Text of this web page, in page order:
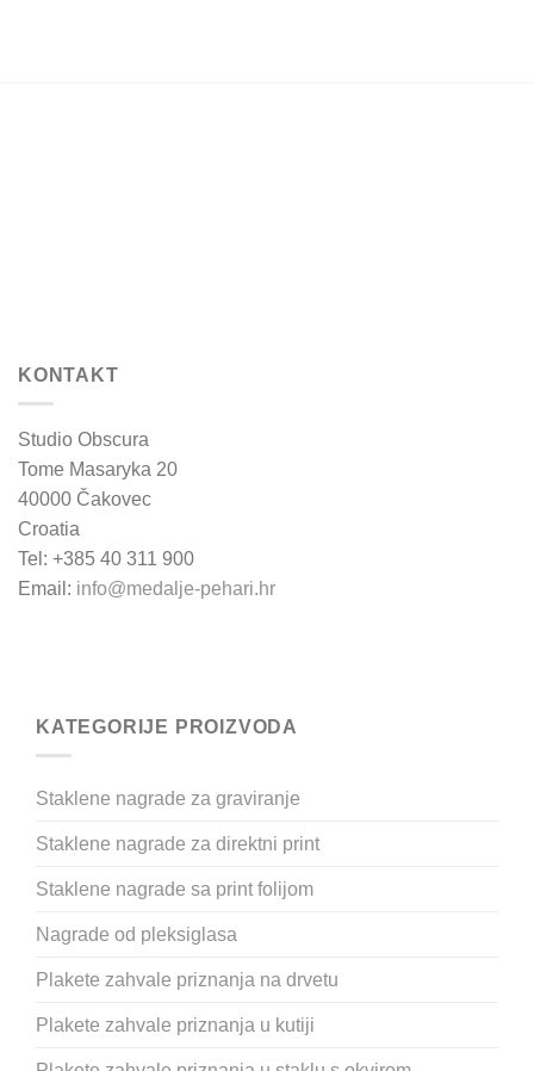
KONTAKT
Studio Obscura
Tome Masaryka 20
40000 Čakovec
Croatia
Tel: +385 40 311 900
Email: info@medalje-pehari.hr
KATEGORIJE PROIZVODA
Staklene nagrade za graviranje
Staklene nagrade za direktni print
Staklene nagrade sa print folijom
Nagrade od pleksiglasa
Plakete zahvale priznanja na drvetu
Plakete zahvale priznanja u kutiji